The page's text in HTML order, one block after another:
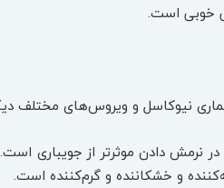
خوبی است.
نیوکاسل و ویروس‌های مختلف
در نرمش دادن موثر‌تر از
و خشکاننده و گرم‌کننده است.